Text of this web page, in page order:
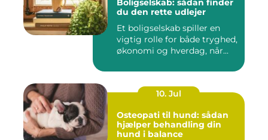
Boligselskab: sådan finder
du den rette udlejer
Et boligselskab spiller en
vigtig rolle for både tryghed,
økonomi og hverdag, når...
10. Jul
Osteopati til hund: sådan
hjælper behandling din
hund i balance